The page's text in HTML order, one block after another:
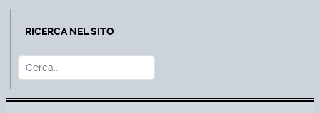
RICERCA NEL SITO
Cerca Type 2 or more characters for